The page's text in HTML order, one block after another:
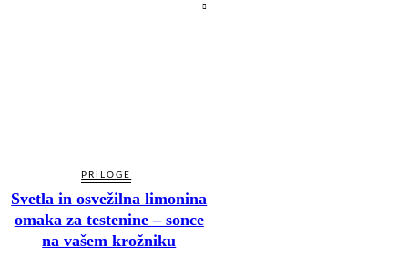
PRILOGE
Svetla in osvežilna limonina
omaka za testenine – sonce
na vašem krožniku